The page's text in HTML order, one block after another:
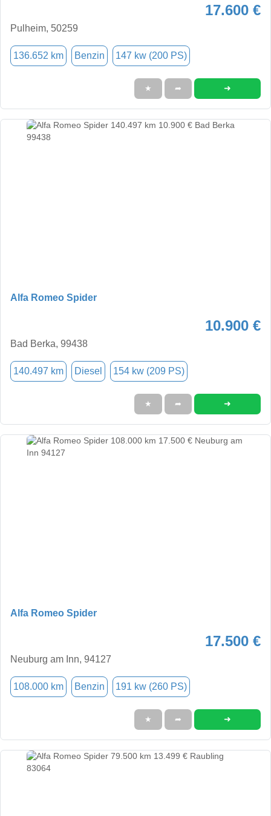
17.600 €
Pulheim, 50259
136.652 km Benzin 147 kw (200 PS)
★ ➦ ➜
Alfa Romeo Spider
10.900 €
Bad Berka, 99438
140.497 km Diesel 154 kw (209 PS)
★ ➦ ➜
Alfa Romeo Spider
17.500 €
Neuburg am Inn, 94127
108.000 km Benzin 191 kw (260 PS)
★ ➦ ➜